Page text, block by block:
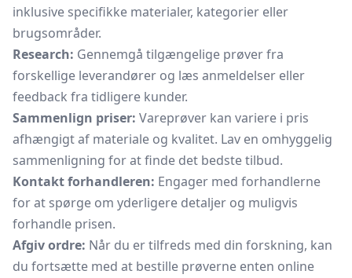
inklusive specifikke materialer, kategorier eller
brugsområder.
Research: Gennemgå tilgængelige prøver fra
forskellige leverandører og læs anmeldelser eller
feedback fra tidligere kunder.
Sammenlign priser: Vareprøver kan variere i pris
afhængigt af materiale og kvalitet. Lav en omhyggelig
sammenligning for at finde det bedste tilbud.
Kontakt forhandleren: Engager med forhandlerne
for at spørge om yderligere detaljer og muligvis
forhandle prisen.
Afgiv ordre: Når du er tilfreds med din forskning, kan
du fortsætte med at bestille prøverne enten online